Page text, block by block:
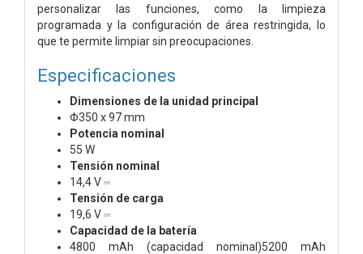
personalizar las funciones, como la limpieza
programada y la configuración de área restringida, lo
que te permite limpiar sin preocupaciones.
Especificaciones
Dimensiones de la unidad principal
Φ350 x 97 mm
Potencia nominal
55 W
Tensión nominal
14,4 V ⎓
Tensión de carga
19,6 V ⎓
Capacidad de la batería
4800 mAh (capacidad nominal)5200 mAh